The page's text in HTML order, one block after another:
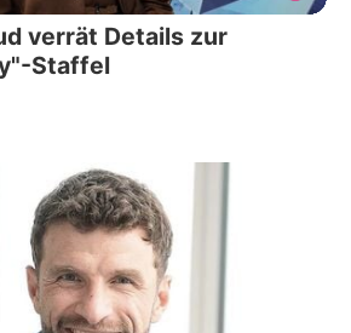
verrät Details zur
Staffel